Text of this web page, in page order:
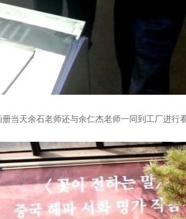
当天余石老师还与余仁杰老师一同到工厂进行